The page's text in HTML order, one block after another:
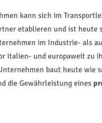
kann sich im
etablieren und ist heute
im Industrie- als
italien- und europaweit zu
baut heute wie
die Gewährleistung eines